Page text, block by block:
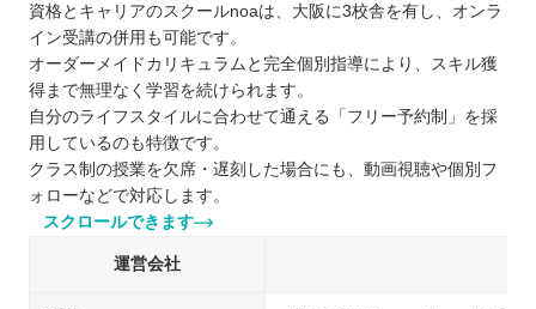
資格とキャリアのスクールnoaは、大阪に3校舎を有し、オンラ
イン受講の併用も可能です。
オーダーメイドカリキュラムと完全個別指導により、スキル獲
得まで無理なく学習を続けられます。
自分のライフスタイルに合わせて通える「フリー予約制」を採
用しているのも特徴です。
クラス制の授業を欠席・遅刻した場合にも、動画視聴や個別フ
ォローなどで対応します。
スクロールできます
運営会社